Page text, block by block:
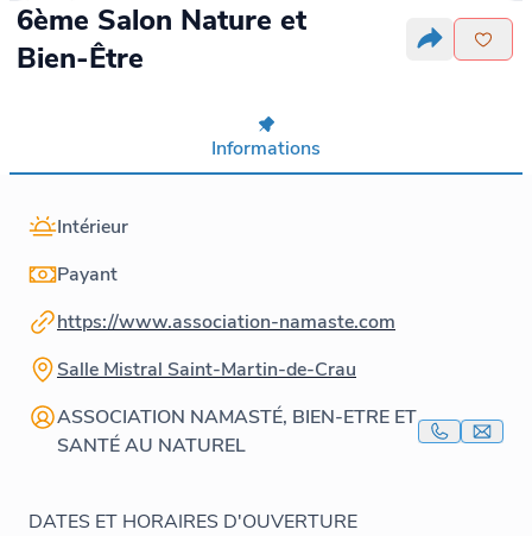
6ème Salon Nature et
Bien-Être
Informations
Intérieur
Payant
https://www.association-namaste.com
Salle Mistral Saint-Martin-de-Crau
ASSOCIATION NAMASTÉ, BIEN-ETRE ET
SANTÉ AU NATUREL
DATES ET HORAIRES D'OUVERTURE